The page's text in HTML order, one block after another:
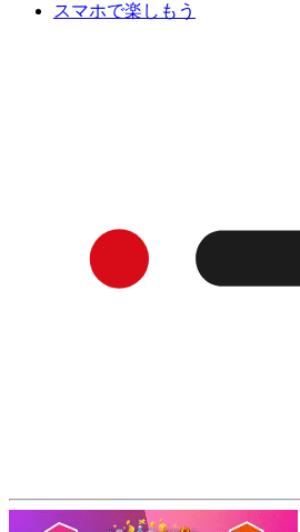
スマホで楽しもう